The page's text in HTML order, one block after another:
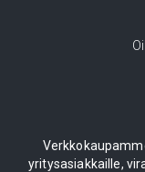
yritysasiakkaille,